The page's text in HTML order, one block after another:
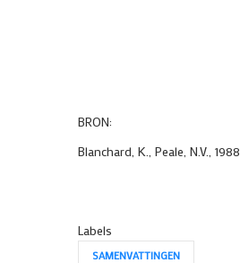
BRON:
Blanchard, K., Peale, N.V., 1988,
Labels
SAMENVATTINGEN